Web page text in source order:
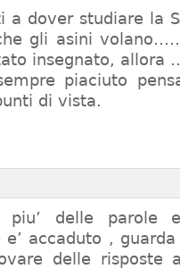
a dover studiare la
gli asini
insegnato,
piaciuto
di vista.
delle parole
accaduto , guarda
delle risposte